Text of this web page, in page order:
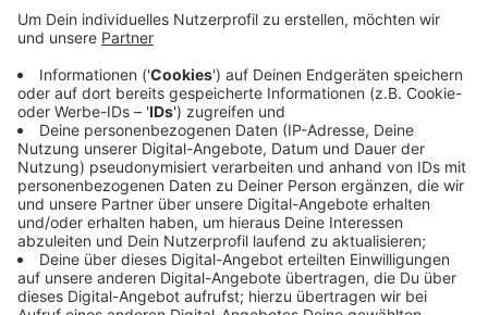
Anzeige
Die Daten aus unserem Kreis helfen den
Naturschützern herauszufinden, wie sich die Situation
der Vögel in den Städten und Gemeinden verändert.
Besonders mit Blick auf den anhaltenden Regen sei
das in diesem Jahr besonders spannend, da der Regen
die Nahrungssuche der Vögel erschwere. Um
mitzumachen, zählen Sie noch bis morgen eine Stunde
lang Vögel - alle Infos dazu gibt esHIER.